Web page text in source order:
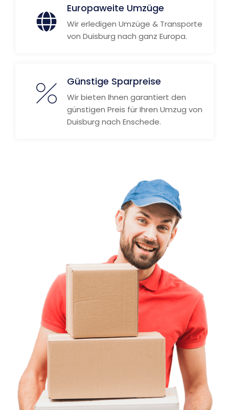
Europaweite Umzüge
Wir erledigen Umzüge & Transporte
von Duisburg nach ganz Europa.
Günstige Sparpreise
Wir bieten Ihnen garantiert den
günstigen Preis für Ihren Umzug von
Duisburg nach Enschede.